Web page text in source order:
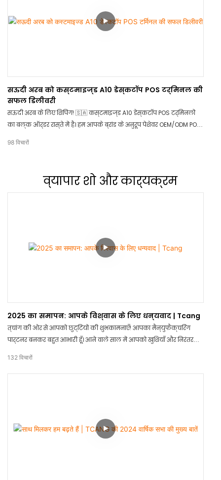
सऊदी अरब को कस्टमाइज्ड A10 डेस्कटॉप POS टर्मिनल की
सफल डिलीवरी
सऊदी अरब के लिए शिपिंग! 🇸🇦 कस्टमाइज्ड A10 डेस्कटॉप POS टर्मिनलों
का बल्क ऑर्डर रास्ते में है। हम आपके ब्रांड के अनुरूप पेशेवर OEM/ODM POS
98 विचारों
व्यापार शो और कार्यक्रम
2025 का समापन: आपके विश्वास के लिए धन्यवाद | Tcang
त्चांग की ओर से आपको छुट्टियों की शुभकामनाएँ! आपका मैन्युफैक्चरिंग
पार्टनर बनकर बहुत आभारी हूँ। आने वाले साल में आपको खुशियाँ और निरंतर
132 विचारों